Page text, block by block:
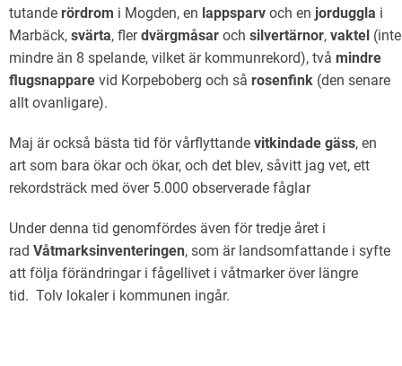
tutande rördrom i Mogden, en lappsparv och en jorduggla i
Marbäck, svärta, flerdvärgmåsar och silvertärnor, vaktel (inte
mindre än 8 spelande, vilket är kommunrekord), två mindre
flugsnappare vid Korpeboberg och så rosenfink (den senare
allt ovanligare).
Maj är också bästa tid för vårflyttande vitkindade gäss, en
art som bara ökar och ökar, och det blev, såvitt jag vet, ett
rekordsträck med över 5.000 observerade fåglar
Under denna tid genomfördes även för tredje året i
rad Våtmarksinventeringen, som är landsomfattande i syfte
att följa förändringar i fågellivet i våtmarker över längre
tid. Tolv lokaler i kommunen ingår.